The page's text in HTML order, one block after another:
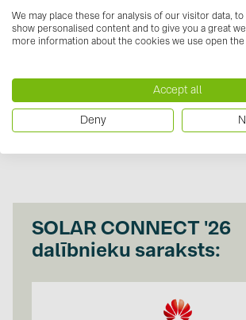
→ Reģistrēties
SOLAR CONNECT '26
dalībnieku saraksts:
We may place these for analysis of our visitor data,
show personalised content and to give you a great
more information about the cookies we use open the
Accept all
Deny